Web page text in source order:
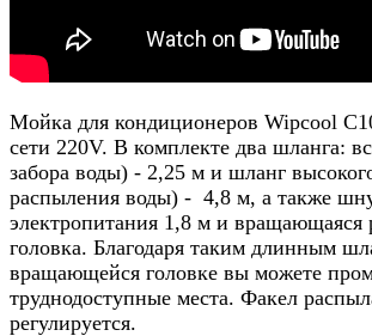
Мойка для кондиционеров Wipcool
сети 220V. В комплекте два шланга:
забора воды) - 2,25 м и шланг
распыления воды) - 4,8 м, а также
электропитания 1,8 м и вращающаяся
головка. Благодаря таким длинным
вращающейся головке вы можете
труднодоступные места. Факел
регулируется.